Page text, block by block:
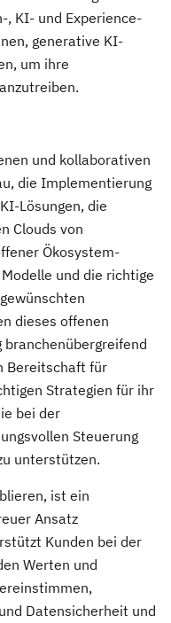
KI- und Experience-
generative KI-
um ihre
und kollaborativen
die Implementierung
Lösungen, die
Clouds von
Ökosystem-
und die richtige
dieses offenen
Bereitschaft für
Strategien für ihr
bei der
Steuerung
unterstützen.
ist ein
Ansatz
Kunden bei der
Werten und
Datensicherheit und